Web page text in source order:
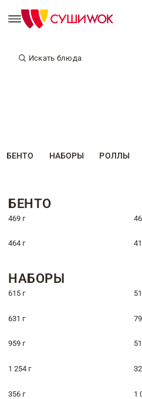
Искать блюда
БЕНТО НАБОРЫ РОЛЛЫ
БЕНТО
469 г
464 г
НАБОРЫ
615 г
631 г
959 г
1 254 г
356 г 1